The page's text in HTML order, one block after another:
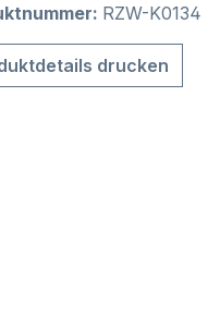
RZW-K0134
drucken